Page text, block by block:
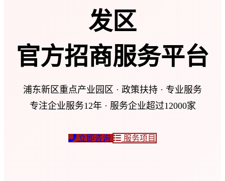
发区
官方招商服务平台
浦东新区重点产业园区 · 政策扶持 · 专业服务
专注企业服务12年 · 服务企业超过12000家
立即咨询 服务项目